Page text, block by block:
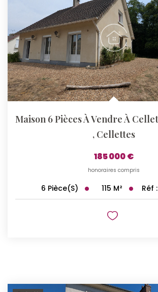
, Cellettes
185 000 €
honoraires compris
6 Pièce(s) 115 M² Réf :